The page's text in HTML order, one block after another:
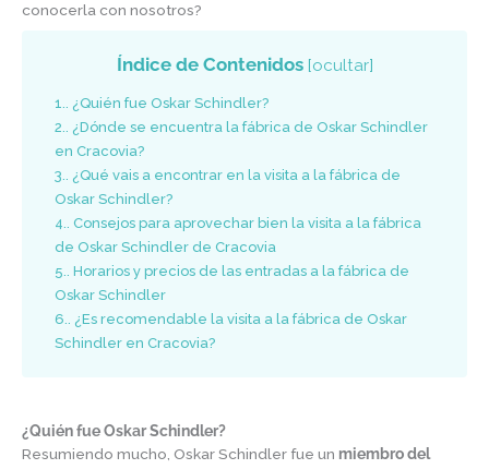
conocerla con nosotros?
Índice de Contenidos [ocultar]
1. ¿Quién fue Oskar Schindler?
2. ¿Dónde se encuentra la fábrica de Oskar Schindler
en Cracovia?
3. ¿Qué vais a encontrar en la visita a la fábrica de
Oskar Schindler?
4. Consejos para aprovechar bien la visita a la fábrica
de Oskar Schindler de Cracovia
5. Horarios y precios de las entradas a la fábrica de
Oskar Schindler
6. ¿Es recomendable la visita a la fábrica de Oskar
Schindler en Cracovia?
¿Quién fue Oskar Schindler?
Resumiendo mucho, Oskar Schindler fue un miembro del